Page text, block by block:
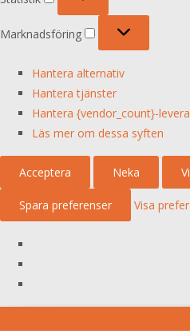
Marknadsföring
Hantera alternativ
Hantera tjänster
Hantera {vendor_count}-
Läs mer om dessa syften
Acceptera Neka
Spara preferenser Visa